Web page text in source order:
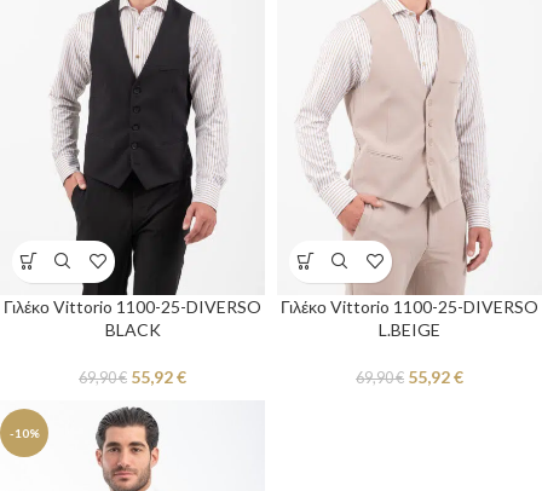
Γιλέκο Vittorio 1100-25-DIVERSO
BLACK
69,90€ 55,92€
Γιλέκο Vittorio 1100-25-DIVERSO
L.BEIGE
69,90€ 55,92€
-10%